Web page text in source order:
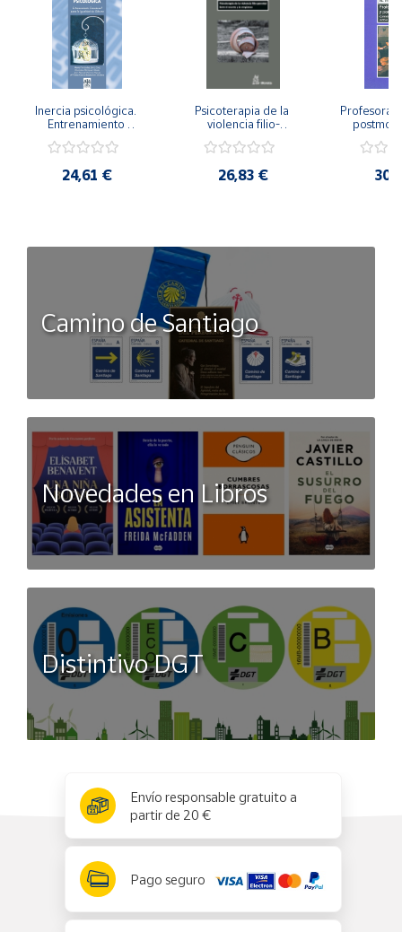
Inercia psicológica.
Entrenamiento
Igualdad de Género.
24,61 €
Psicoterapia de la
violencia filio-
secreto y la
26,83 €
Camino de Santiago
Novedades en Libros
Distintivo DGT
Envío responsable gratuito a
partir de 20 €
Pago seguro